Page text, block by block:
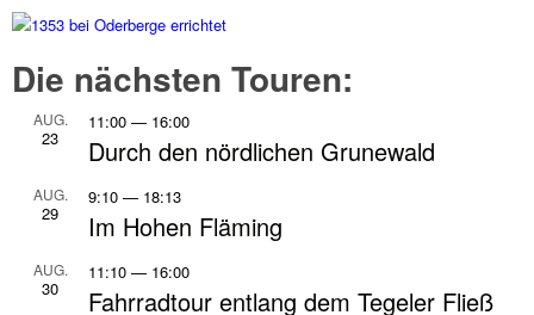
Die näch­sten Touren:
AUG.
23
11:00 — 16:00
Durch den nörd­li­chen Grune­wald
AUG.
29
9:10 — 18:13
Im Hohen Fläming
AUG.
30
11:10 — 16:00
Fahr­rad­tour entlang dem Tege­ler Fließ